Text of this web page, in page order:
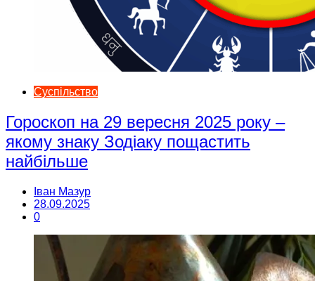
Суспільство
Гороскоп на 29 вересня 2025 року –
якому знаку Зодіаку пощастить
найбільше
Іван Мазур
28.09.2025
0